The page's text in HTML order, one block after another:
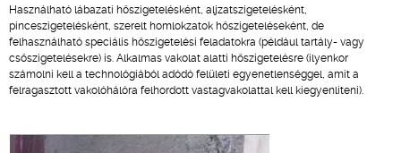
Használható lábazati hőszigetelésként, aljzatszigetelésként,
pinceszigetelésként, szerelt homlokzatok hőszigeteléseként, de
felhasználható speciális hőszigetelési feladatokra (például tartály- vagy
csőszigetelésekre) is. Alkalmas vakolat alatti hőszigetelésre (ilyenkor
számolni kell a technológiából adódó felületi egyenetlenséggel, amit a
felragasztott vakolóhálóra felhordott vastagvakolattal kell kiegyenlíteni).